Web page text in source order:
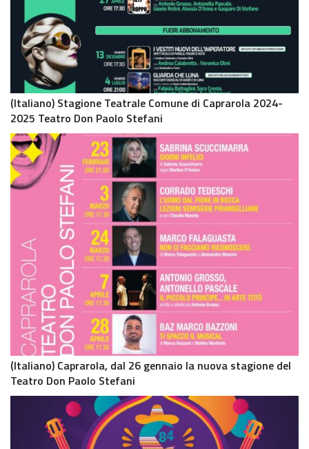
(Italiano) Stagione Teatrale Comune di Caprarola 2024-
2025 Teatro Don Paolo Stefani
(Italiano) Caprarola, dal 26 gennaio la nuova stagione del
Teatro Don Paolo Stefani